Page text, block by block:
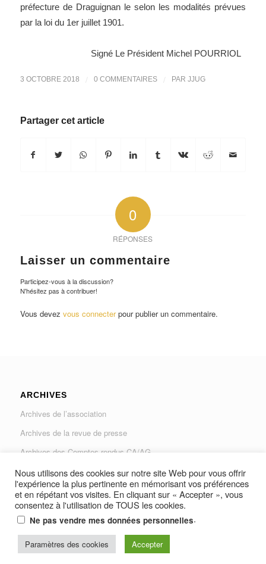
préfecture de Draguignan le selon les modalités prévues
par la loi du 1er juillet 1901.
Signé Le Président Michel POURRIOL
3 OCTOBRE 2018 / 0 COMMENTAIRES / PAR JJUG
Partager cet article
0
RÉPONSES
Laisser un commentaire
Participez-vous à la discussion?
N'hésitez pas à contribuer!
Vous devez vous connecterpour publier un commentaire.
ARCHIVES
Archives de l’association
Archives de la revue de presse
Archives des Comptes rendus CA/AG
Archives du Journal « Traverse »
© Copyright -AUGAD - Association des Usagers de la Gare Les Arcs-
Draguignan et Vidauban-Resine Média Productions
Nous utilisons des cookies sur notre site Web pour vous offrir
l'expérience la plus pertinente en mémorisant vos préférences
et en répétant vos visites. En cliquant sur « Accepter », vous
consentez à l'utilisation de TOUS les cookies.
Ne pas vendre mes données personnelles.
Paramètres des cookies Accepter